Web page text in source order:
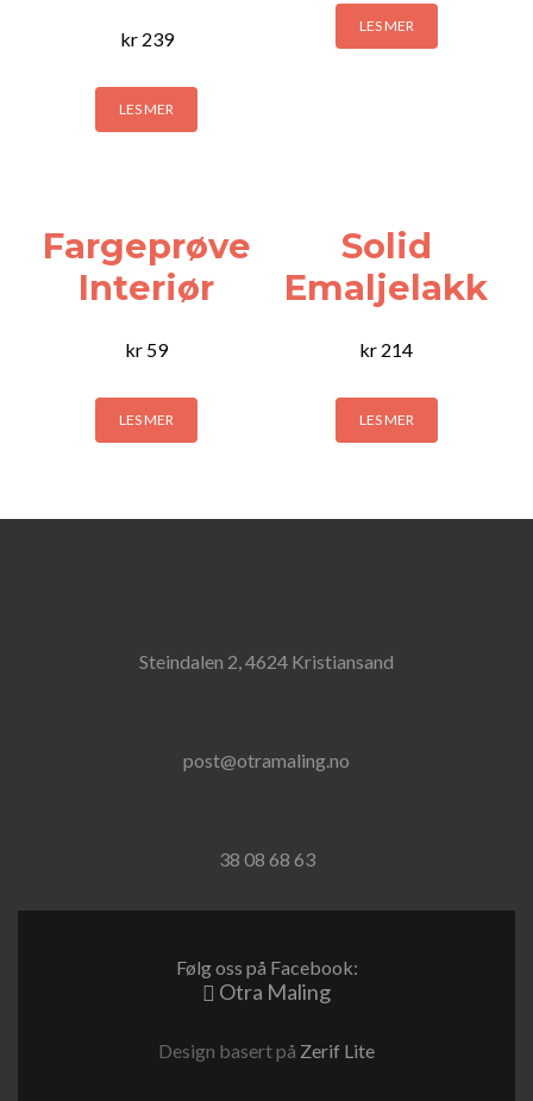
kr239
LES MER
LES MER
Fargeprøve
Interiør
kr 59
LES MER
Solid
Emaljelakk
kr 214
LES MER
Steindalen 2, 4624 Kristiansand
post@otramaling.no
38 08 68 63
Følg oss på Facebook:
Otra Maling
Design basert på Zerif Lite